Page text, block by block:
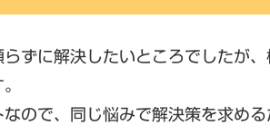
ずに解決したいところでしたが
ので、同じ悩みで解決策を求め